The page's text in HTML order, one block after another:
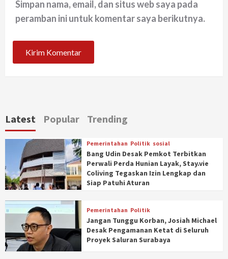
Simpan nama, email, dan situs web saya pada
peramban ini untuk komentar saya berikutnya.
Latest Popular Trending
Pemerintahan Politik sosial
Bang Udin Desak Pemkot Terbitkan
Perwali Perda Hunian Layak, Stay.vie
Coliving Tegaskan Izin Lengkap dan
Siap Patuhi Aturan
Pemerintahan Politik
Jangan Tunggu Korban, Josiah Michael
Desak Pengamanan Ketat di Seluruh
Proyek Saluran Surabaya